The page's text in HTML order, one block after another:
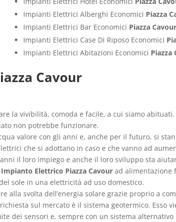
Impianti Elettrici Alberghi Economici Piazza
Impianti Elettrici Bar Economici Piazza Cavour
Impianti Elettrici Case Di Riposo Economici
Impianti Elettrici Abitazioni Economici Piazza
Cavour
la vivibilità, comoda e facile, a cui siamo
non potrebbe funzionare.
valore con gli anni e, anche per il futuro, si
che si adottano in caso e che vanno ad
il loro impiego e anche il loro sviluppo sta
Impianto Elettrico Piazza Cavour ad alimentazione
sole in una elettricità ad uso domestico.
svolta dell’energia solare grazie proprio a
sul mercato è il sistema geotermico. Esso
dei sensori e, sempre con un sistema